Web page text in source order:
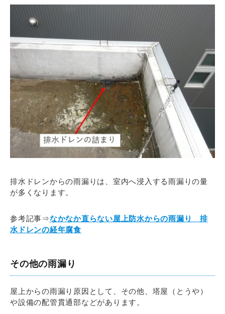
排水ドレンからの雨漏りは、室内へ浸入する雨漏りの量
が多くなります。
参考記事⇒なかなか直らない屋上防水からの雨漏り 排
水ドレンの経年腐食
その他の雨漏り
屋上からの雨漏り原因として、その他、塔屋（とうや）
や設備の配管貫通部などがあります。